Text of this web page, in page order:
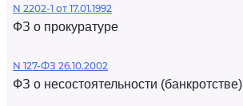
N 2202-1 от 17.01.1992
ФЗ о прокуратуре
N 127-ФЗ 26.10.2002
ФЗ о несостоятельности (банкротстве)